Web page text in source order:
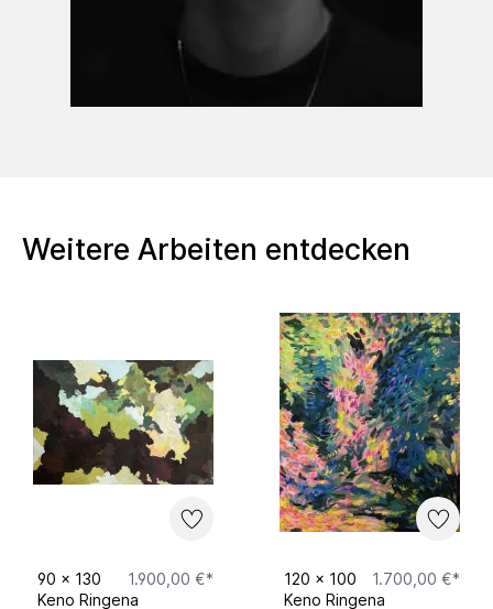
Weitere Arbeiten entdecken
90 x 130
1.900,00 €*
Keno Ringena
120 x 100
1.700,00 €*
Keno Ringena